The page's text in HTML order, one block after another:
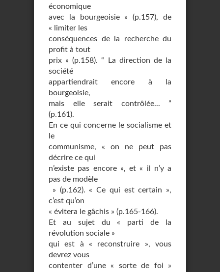
économique
avec la bourgeoisie » (p.157), de
« limiter les
conséquences de la recherche du
profit à tout
prix » (p.158). “ La direction de la
société
appartiendrait encore à la
bourgeoisie,
mais elle serait contrôlée... ”
(p.161).
En ce qui concerne le socialisme et
le
communisme, « on ne peut pas
décrire ce qui
n’existe pas encore », et « il n’y a
pas de modèle
» (p.162). « Ce qui est certain »,
c’est qu’on
« évitera le gâchis » (p.165-166).
Et au sujet du « parti de la
révolution sociale »
qui est à « reconstruire », vous
devrez vous
contenter d’une « sorte de foi »